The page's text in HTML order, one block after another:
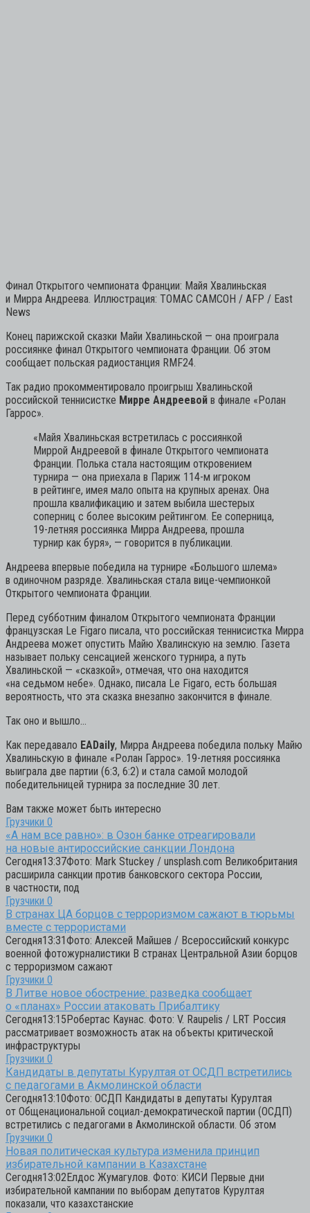
Финал Открытого чемпионата Франции: Майя Хвалиньская
и Мирра Андреева. Иллюстрация: ТОМАС САМСОН / AFP / East
News
Конец парижской сказки Майи Хвалиньской — она проиграла
россиянке финал Открытого чемпионата Франции. Об этом
сообщает польская радиостанция RMF24.
Так радио прокомментировало проигрыш Хвалиньской
российской теннисистке Мирре Андреевой в финале «Ролан
Гаррос».
«Майя Хвалиньская встретилась с россиянкой
Миррой Андреевой в финале Открытого чемпионата
Франции. Полька стала настоящим откровением
турнира — она приехала в Париж 114-м игроком
в рейтинге, имея мало опыта на крупных аренах. Она
прошла квалификацию и затем выбила шестерых
соперниц с более высоким рейтингом. Ее соперница,
19-летняя россиянка Мирра Андреева, прошла
турнир как буря», — говорится в публикации.
Андреева впервые победила на турнире «Большого шлема»
в одиночном разряде. Хвалиньская стала вице-чемпионкой
Открытого чемпионата Франции.
Перед субботним финалом Открытого чемпионата Франции
французская Le Figaro писала, что российская теннисистка Мирра
Андреева может опустить Майю Хвалинскую на землю. Газета
называет польку сенсацией женского турнира, а путь
Хвалиньской — «сказкой», отмечая, что она находится
«на седьмом небе». Однако, писала Le Figaro, есть большая
вероятность, что эта сказка внезапно закончится в финале.
Так оно и вышло…
Как передавало EADaily, Мирра Андреева победила польку Майю
Хвалиньскую в финале «Ролан Гаррос». 19-летняя россиянка
выиграла две партии (6:3, 6:2) и стала самой молодой
победительницей турнира за последние 30 лет.
Вам также может быть интересно
Грузчики 0
«А нам все равно»: в Озон банке отреагировали
на новые антироссийские санкции Лондона
Сегодня13:37Фото: Mark Stuckey / unsplash.com Великобритания
расширила санкции против банковского сектора России,
в частности, под
Грузчики 0
В странах ЦА борцов с терроризмом сажают в тюрьмы
вместе с террористами
Сегодня13:31Фото: Алексей Майшев / Всероссийский конкурс
военной фотожурналистики В странах Центральной Азии борцов
с терроризмом сажают
Грузчики 0
В Литве новое обострение: разведка сообщает
о «планах» России атаковать Прибалтику
Сегодня13:15Робертас Каунас. Фото: V. Raupelis / LRT Россия
рассматривает возможность атак на объекты критической
инфраструктуры
Грузчики 0
Кандидаты в депутаты Курултая от ОСДП встретились
с педагогами в Акмолинской области
Сегодня13:10Фото: ОСДП Кандидаты в депутаты Курултая
от Общенациональной социал-демократической партии (ОСДП)
встретились с педагогами в Акмолинской области. Об этом
Грузчики 0
Новая политическая культура изменила принцип
избирательной кампании в Казахстане
Сегодня13:02Елдос Жумагулов. Фото: КИСИ Первые дни
избирательной кампании по выборам депутатов Курултая
показали, что казахстанские